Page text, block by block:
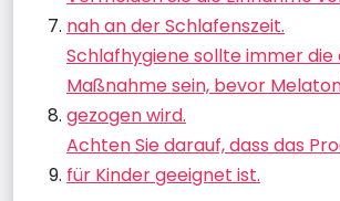
nah an der Schlafenszeit.
Schlafhygiene sollte immer
Maßnahme sein, bevor
gezogen wird.
Achten Sie darauf, dass das
für Kinder geeignet ist.